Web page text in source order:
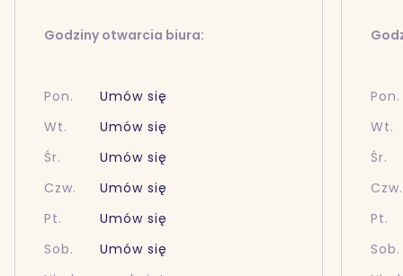
Godziny otwarcia biura:
Pon.
Umów się
Wt.
Umów się
Śr.
Umów się
Czw.
Umów się
Pt.
Umów się
Sob.
Umów się
Pon.
Wt.
Śr.
Czw.
Pt.
Sob.